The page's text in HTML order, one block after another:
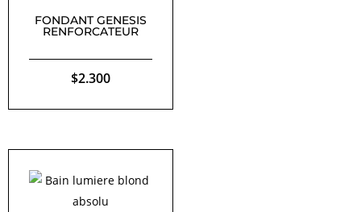
FONDANT GENESIS
RENFORCATEUR
$2.300